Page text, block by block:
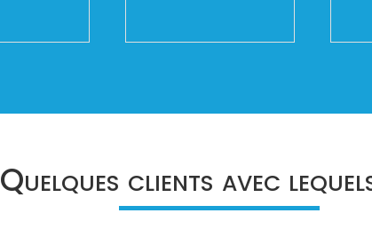
Quelques clients avec